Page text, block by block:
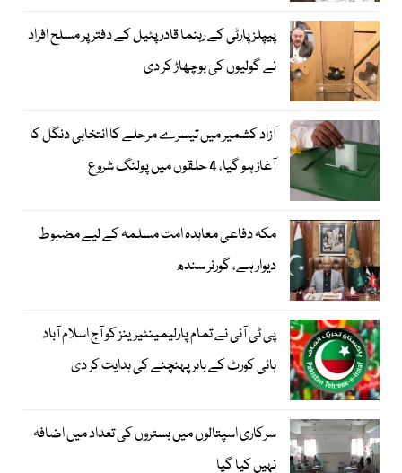
پیپلز پارٹی کے رہنما قادر پٹیل کے دفتر پر مسلح افراد
نے گولیوں کی بوچھاڑ کر دی
آزاد کشمیر میں تیسرے مرحلے کا انتخابی دنگل کا
آغاز ہو گیا، 4 حلقوں میں پولنگ شروع
مکہ دفاعی معاہدہ امت مسلمہ کے لیے مضبوط
دیوار ہے، گورنر سندھ
پی ٹی آئی نے تمام پارلیمینٹیرینز کو آج اسلام آباد
ہائی کورٹ کے باہر پہنچنے کی ہدایت کر دی
سرکاری اسپتالوں میں بستروں کی تعداد میں اضافہ
نہیں کیا گیا